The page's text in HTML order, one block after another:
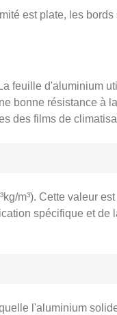
est plate, les
feuille d'aluminium
bonne résistance à
des films de
m³). Cette valeur
spécifique et de
l'aluminium